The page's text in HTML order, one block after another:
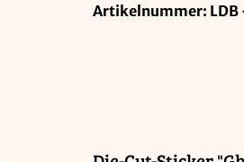
Artikelnummer: LDB